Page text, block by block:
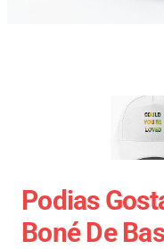
Podias
Boné De